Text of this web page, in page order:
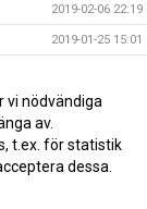
2019-02-06 22:19
2019-01-25 15:01
2018-12-22 16:09
2018-12-22 16:06
vi nödvändiga
av.
t.ex. för statistik
dessa.